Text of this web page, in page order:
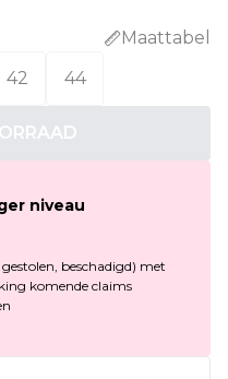
Maattabel
42 44
niveau
beschadigd) met
komende claims